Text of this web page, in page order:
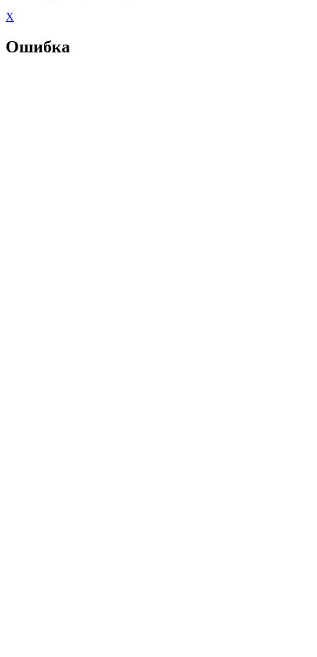
X
Ошибка